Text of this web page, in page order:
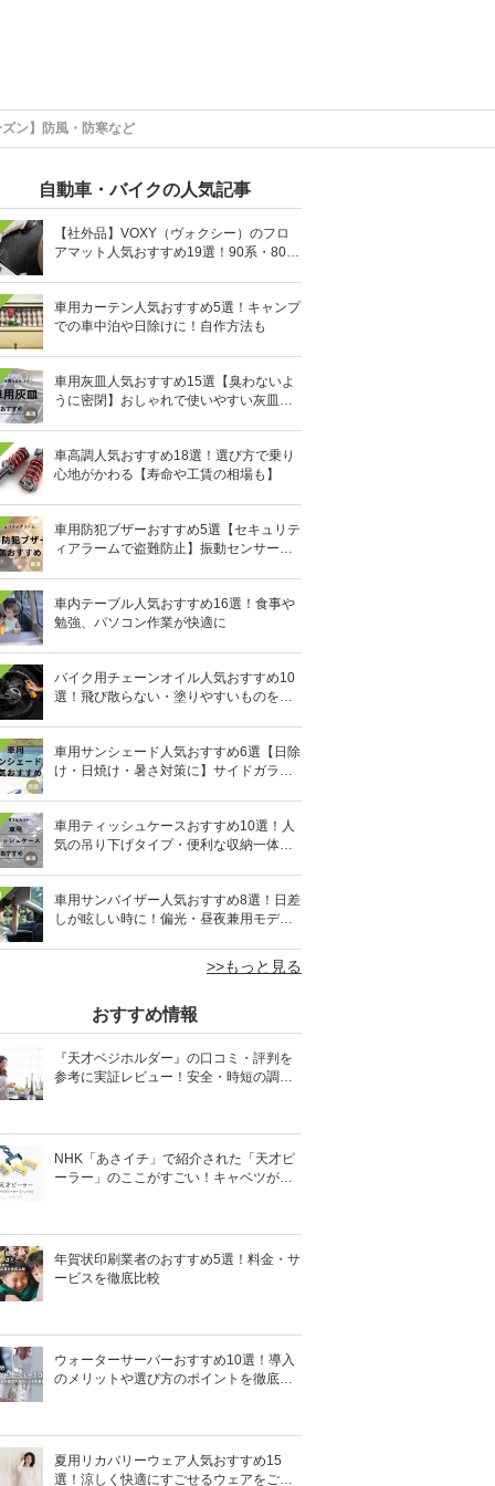
ン】防風・防寒など
自動車・バイクの人気記事
【社外品】VOXY（ヴォクシー）のフロ
アマット人気おすすめ19選！90系・80
車用カーテン人気おすすめ5選！キャンプ
での車中泊や日除けに！自作方法も
車用灰皿人気おすすめ15選【臭わないよ
うに密閉】おしゃれで使いやすい灰皿を
車高調人気おすすめ18選！選び方で乗り
心地がかわる【寿命や工賃の相場も】
車用防犯ブザーおすすめ5選【セキュリテ
ィアラームで盗難防止】振動センサー・
車内テーブル人気おすすめ16選！食事や
勉強、パソコン作業が快適に
バイク用チェーンオイル人気おすすめ10
選！飛び散らない・塗りやすいものを紹
車用サンシェード人気おすすめ6選【日除
け・日焼け・暑さ対策に】サイドガラス
車用ティッシュケースおすすめ10選！人
気の吊り下げタイプ・便利な収納一体型
車用サンバイザー人気おすすめ8選！日差
しが眩しい時に！偏光・昼夜兼用モデル
>>もっと見る
おすすめ情報
『天才ベジホルダー』の口コミ・評判を
参考に実証レビュー！安全・時短の調理
NHK「あさイチ」で紹介された「天才ピ
ーラー」のここがすごい！キャベツがほ
年賀状印刷業者のおすすめ5選！料金・サ
ービスを徹底比較
ウォーターサーバーおすすめ10選！導入
のメリットや選び方のポイントを徹底解
夏用リカバリーウェア人気おすすめ15
選！涼しく快適にすごせるウェアをご紹